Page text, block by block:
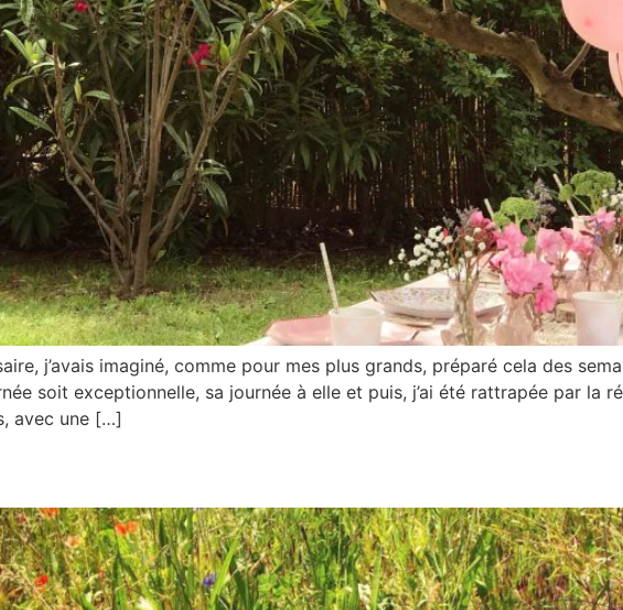
j’avais imaginé, comme pour mes plus grands, préparé cela des
soit exceptionnelle, sa journée à elle et puis, j’ai été rattrapée par la
avec une […]